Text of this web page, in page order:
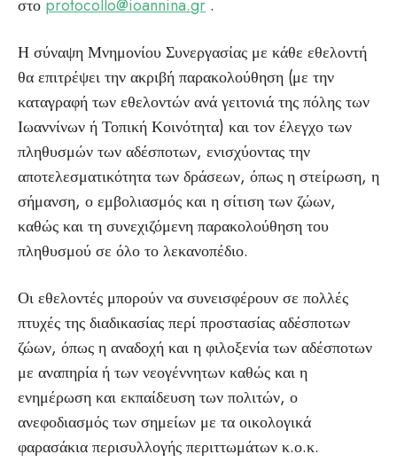
στο protocollo@ioannina.gr .
Η σύναψη Μνημονίου Συνεργασίας με κάθε εθελοντή
θα επιτρέψει την ακριβή παρακολούθηση (με την
καταγραφή των εθελοντών ανά γειτονιά της πόλης των
Ιωαννίνων ή Τοπική Κοινότητα) και τον έλεγχο των
πληθυσμών των αδέσποτων, ενισχύοντας την
αποτελεσματικότητα των δράσεων, όπως η στείρωση, η
σήμανση, ο εμβολιασμός και η σίτιση των ζώων,
καθώς και τη συνεχιζόμενη παρακολούθηση του
πληθυσμού σε όλο το λεκανοπέδιο.
Οι εθελοντές μπορούν να συνεισφέρουν σε πολλές
πτυχές της διαδικασίας περί προστασίας αδέσποτων
ζώων, όπως η αναδοχή και η φιλοξενία των αδέσποτων
με αναπηρία ή των νεογέννητων καθώς και η
ενημέρωση και εκπαίδευση των πολιτών, ο
ανεφοδιασμός των σημείων με τα οικολογικά
φαρασάκια περισυλλογής περιττωμάτων κ.ο.κ.